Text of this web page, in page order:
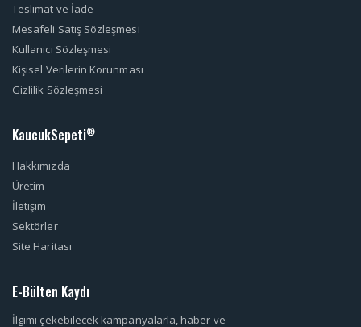
Teslimat ve İade
Mesafeli Satış Sözleşmesi
Kullanıcı Sözleşmesi
Kişisel Verilerin Korunması
Gizlilik Sözleşmesi
KaucukSepeti®
Hakkımızda
Üretim
İletişim
Sektörler
Site Haritası
E-Bülten Kaydı
İlgimi çekebilecek kampanyalarla, haber ve